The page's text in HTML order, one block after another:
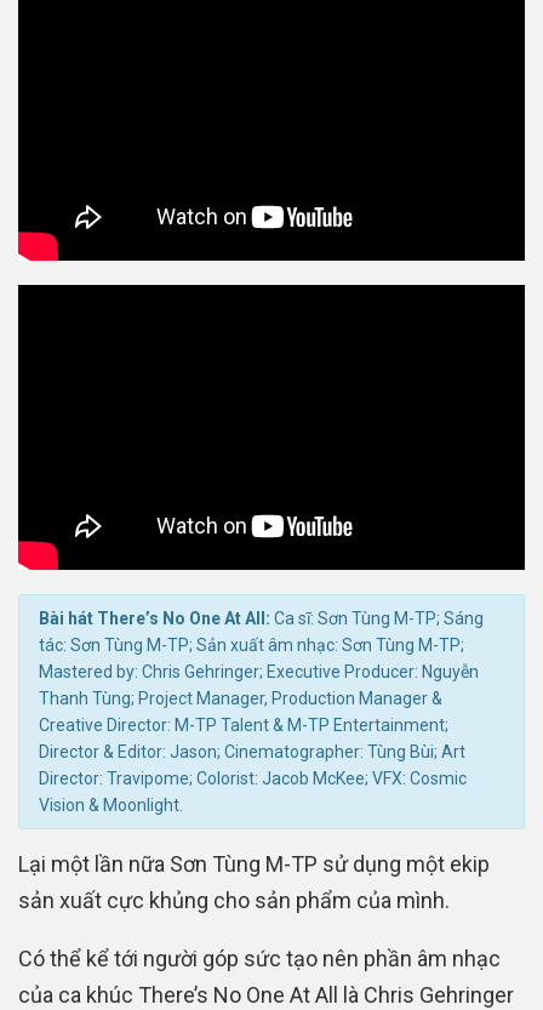
Bài hát There’s No One At All: Ca sĩ: Sơn Tùng M-TP; Sáng
tác: Sơn Tùng M-TP; Sản xuất âm nhạc: Sơn Tùng M-TP;
Mastered by: Chris Gehringer; Executive Producer: Nguyễn
Thanh Tùng; Project Manager, Production Manager &
Creative Director: M-TP Talent & M-TP Entertainment;
Director & Editor: Jason; Cinematographer: Tùng Bùi; Art
Director: Travipome; Colorist: Jacob McKee; VFX: Cosmic
Vision & Moonlight.
Lại một lần nữa Sơn Tùng M-TP sử dụng một ekip
sản xuất cực khủng cho sản phẩm của mình.
Có thể kể tới người góp sức tạo nên phần âm nhạc
của ca khúc There’s No One At All là Chris Gehringer